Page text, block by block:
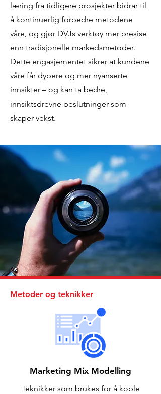
læring fra tidligere prosjekter bidrar til
å kontinuerlig forbedre metodene
våre, og gjør DVJs verktøy mer presise
enn tradisjonelle markedsmetoder.
Dette engasjementet sikrer at kundene
våre får dypere og mer nyanserte
innsikter – og kan ta bedre,
innsiktsdrevne beslutninger som
skaper vekst.
Metoder og teknikker
Marketing Mix Modelling
Teknikker som brukes for å koble